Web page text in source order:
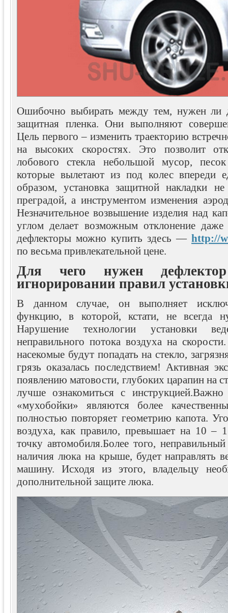
Ошибочно выбирать между тем, нужен ли
защитная пленка. Они выполняют
Цель первого – изменить траекторию
на высоких скоростях. Это позволит
лобового стекла небольшой мусор,
которые вылетают из под колес впереди
образом, установка защитной накладки не
преградой, а инструментом изменения
Незначительное возвышение изделия над
углом делает возможным отклонение
дефлекторы можно купить здесь — http://
по весьма привлекательной цене.
Для чего нужен
игнорировании правил
В данном случае, он выполняет
функцию, в которой, кстати, не всегда
Нарушение технологии установки
неправильного потока воздуха на
насекомые будут попадать на стекло,
грязь оказалась последствием! Активная
появлению матовости, глубоких царапин на
лучше ознакомиться с
«мухобойки» являются более
полностью повторяет геометрию капота.
воздуха, как правило, превышает на 10
точку автомобиля.Более того,
наличия люка на крыше, будет направлять
машину. Исходя из этого, владельцу
дополнительной защите люка.